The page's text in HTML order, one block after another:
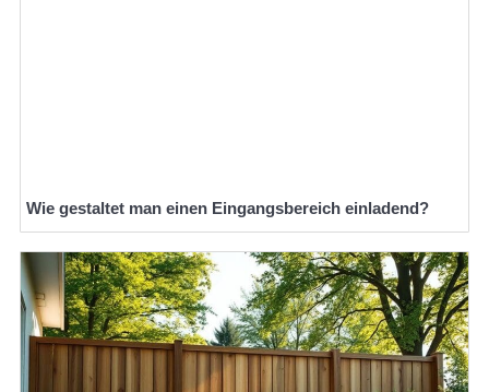
Wie gestaltet man einen Eingangsbereich einladend?